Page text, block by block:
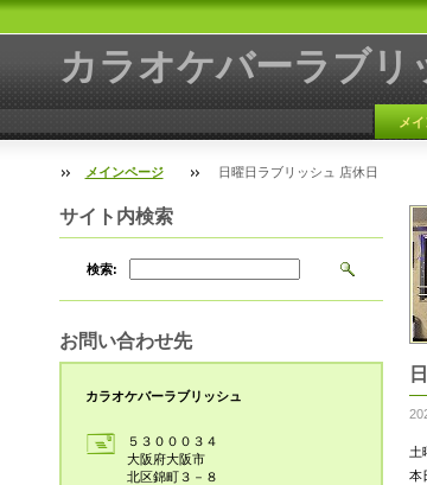
カラオケバーラブリ
メ
メインページ 日曜日ラブリッシュ 店休日
土
本
サイト内検索
検索:
お問い合わせ先
カラオケバーラブリッシュ
５３０００３４
大阪府大阪市
北区錦町３－８